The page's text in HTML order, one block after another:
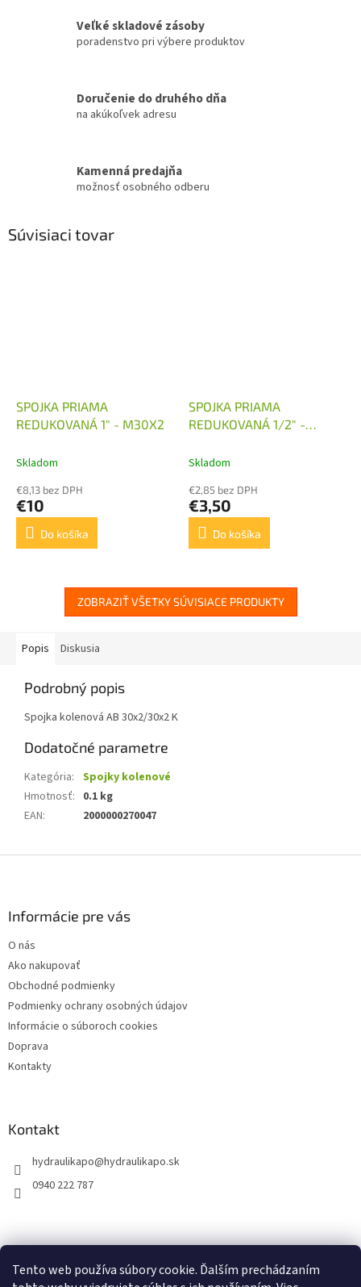
Tento web používa súbory cookie. Ďalším prechádzaním
Veľké skladové zásoby
poradenstvo pri výbere produktov
Doručenie do druhého dňa
na akúkoľvek adresu
Kamenná predajňa
možnosť osobného odberu
Súvisiaci tovar
SPOJKA PRIAMA
REDUKOVANÁ 1" - M30X2
Skladom
€8,13 bez DPH
€10
Do košíka
SPOJKA PRIAMA
REDUKOVANÁ 1/2" -
Skladom
€2,85 bez DPH
€3,50
Do košíka
ZOBRAZIŤ VŠETKY SÚVISIACE PRODUKTY
Popis Diskusia
Podrobný popis
Spojka kolenová AB 30x2/30x2 K
Dodatočné parametre
Kategória: Spojky kolenové
Hmotnosť: 0.1 kg
EAN: 2000000270047
Informácie pre vás
O nás
Ako nakupovať
Obchodné podmienky
Podmienky ochrany osobných údajov
Informácie o súboroch cookies
Doprava
Kontakty
Kontakt
hydraulikapo@hydraulikapo.sk
0940 222 787